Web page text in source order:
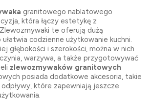
granitowego nablatowego
która łączy estetykę z
te oferują dużą
codzienne użytkowanie kuchni.
głębokości i szerokości, można w nich
warzywa, a także przygotowywać
zlewozmywaków granitowych
posiada dodatkowe akcesoria, takie
które zapewniają jeszcze